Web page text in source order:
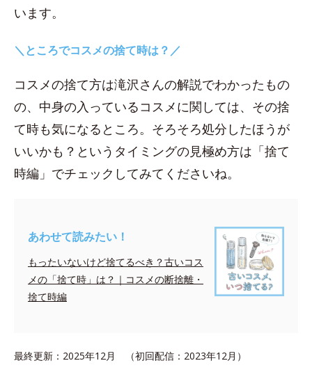
います。
＼ところでコスメの捨て時は？／
コスメの捨て方は滝沢さんの解説でわかったもの
の、中身の入っているコスメに関しては、その捨
て時も気になるところ。そろそろ処分したほうが
いいかも？というタイミングの見極め方は「捨て
時編」でチェックしてみてくださいね。
あわせて読みたい！
もったいないけど捨てるべき？古いコス
メの「捨て時」は？｜コスメの断捨離・
捨て時編
最終更新：2025年12月 （初回配信：2023年12月）